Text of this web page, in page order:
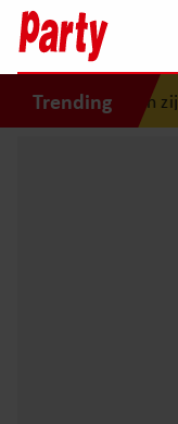
Trending
zijn vakantie..•